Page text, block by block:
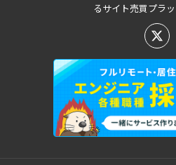
るサイト売買プラ